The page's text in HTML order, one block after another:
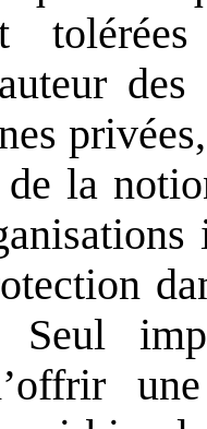
la
Seul